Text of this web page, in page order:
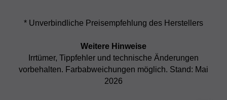
* Unverbindliche Preisempfehlung des Herstellers
Weitere Hinweise
Irrtümer, Tippfehler und technische Änderungen
vorbehalten. Farbabweichungen möglich. Stand: Mai
2026